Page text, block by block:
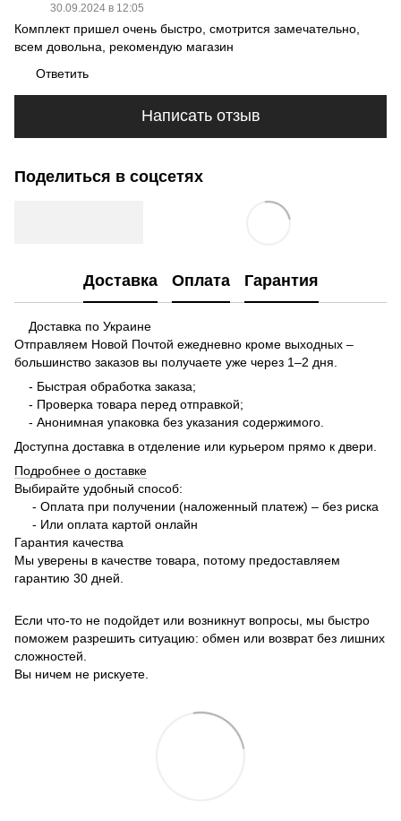
30.09.2024 в 12:05
Комплект пришел очень быстро, смотрится замечательно,
всем довольна, рекомендую магазин
Ответить
Написать отзыв
Поделиться в соцсетях
Доставка Оплата Гарантия
Доставка по Украине
Отправляем Новой Почтой ежедневно кроме выходных –
большинство заказов вы получаете уже через 1–2 дня.
- Быстрая обработка заказа;
- Проверка товара перед отправкой;
- Анонимная упаковка без указания содержимого.
Доступна доставка в отделение или курьером прямо к двери.
Подробнее о доставке
Выбирайте удобный способ:
- Оплата при получении (наложенный платеж) – без риска
- Или оплата картой онлайн
Гарантия качества
Мы уверены в качестве товара, потому предоставляем
гарантию 30 дней.
Если что-то не подойдет или возникнут вопросы, мы быстро
поможем разрешить ситуацию: обмен или возврат без лишних
сложностей.
Вы ничем не рискуете.